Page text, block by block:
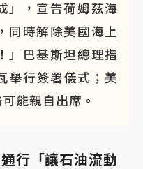
」，宣告荷姆茲海
同時解除美國海上
」巴基斯坦總理指
舉行簽署儀式；美
能親自出席。
行「讓石油流動